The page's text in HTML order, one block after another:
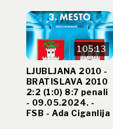
105:13
LJUBLJANA 2010 -
BRATISLAVA 2010
2:2 (1:0) 8:7 penali
- 09.05.2024. -
FSB - Ada Ciganlija